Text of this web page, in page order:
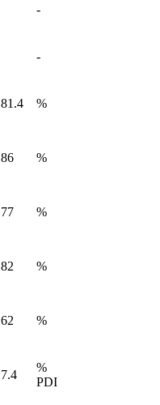
-
-
81.4 %
86 %
77 %
82 %
62 %
7.4
%
PDI